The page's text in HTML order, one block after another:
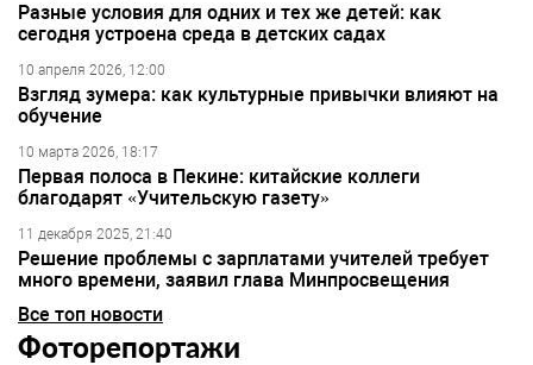
Разные условия для одних и тех же детей: как
сегодня устроена среда в детских садах
10 апреля 2026, 12:00
Взгляд зумера: как культурные привычки влияют на
обучение
10 марта 2026, 18:17
Первая полоса в Пекине: китайские коллеги
благодарят «Учительскую газету»
11 декабря 2025, 21:40
Решение проблемы с зарплатами учителей требует
много времени, заявил глава Минпросвещения
Все топ новости
Фоторепортажи